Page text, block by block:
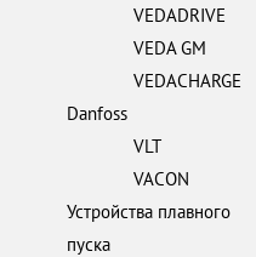
VEDADRIVE
VEDA GM
VEDACHARGE
Danfoss
VLT
VACON
Устройства плавного
пуска